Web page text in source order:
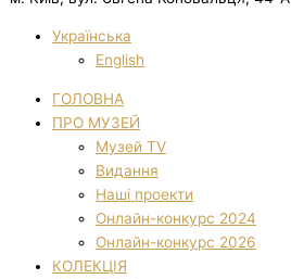
Українська
English
ГОЛОВНА
ПРО МУЗЕЙ
Музей TV
Видання
Наші проекти
Онлайн-конкурс 2024
Онлайн-конкурс 2026
КОЛЕКЦІЯ